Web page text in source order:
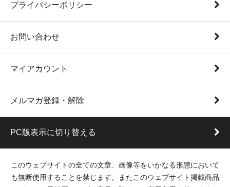
プライバシーポリシー
お問い合わせ
マイアカウント
メルマガ登録・解除
PC版表示に切り替える
このウェブサイトの全ての文章、画像等をいかなる形態において
も無断使用することを禁じます。またこのウェブサイト掲載商品